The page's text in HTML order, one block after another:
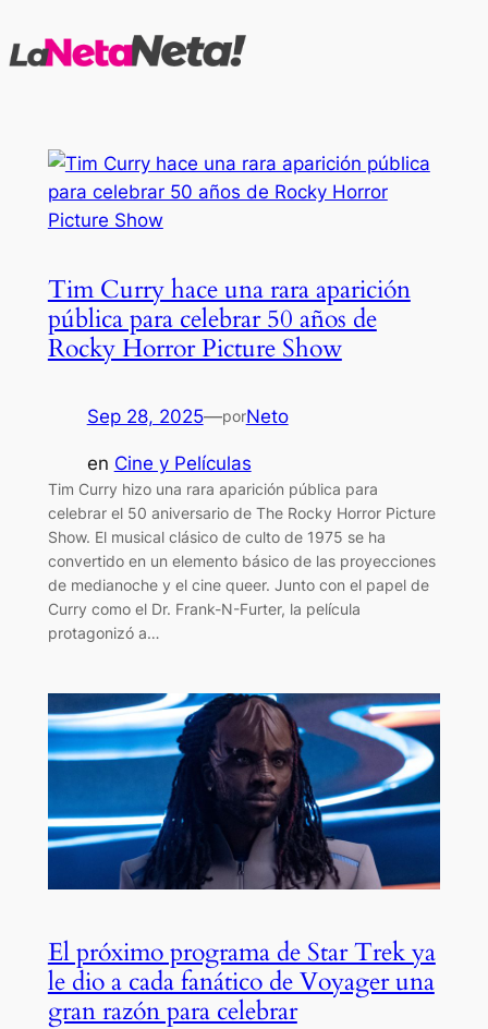
al
Tim Curry hace una rara aparición
pública para celebrar 50 años de
Rocky Horror Picture Show
Sep 28, 2025—porNeto
en Cine y Películas
Tim Curry hizo una rara aparición pública para
celebrar el 50 aniversario de The Rocky Horror Picture
Show. El musical clásico de culto de 1975 se ha
convertido en un elemento básico de las proyecciones
de medianoche y el cine queer. Junto con el papel de
Curry como el Dr. Frank-N-Furter, la película
protagonizó a…
El próximo programa de Star Trek ya
le dio a cada fanático de Voyager una
gran razón para celebrar